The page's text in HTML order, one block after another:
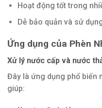
Hoạt động tốt trong
Dễ bảo quản và sử
Ứng dụng của Phèn
Xử lý nước cấp và nước
Đây là ứng dụng phổ biến
giúp: